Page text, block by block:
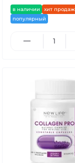
в наличии
хит продаж
популярный